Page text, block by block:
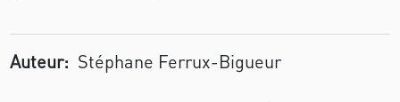
Auteur: Stéphane Ferrux-Bigueur